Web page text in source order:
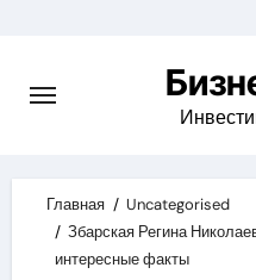
content
Главная
Uncategorised
Збарская Регина
интересные факты